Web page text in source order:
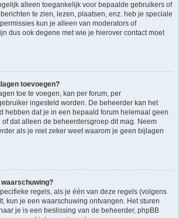
alleen toegankelijk voor bepaalde gebruikers of
te zien, lezen, plaatsen, enz. heb je speciale
kun je alleen van moderators of
dus ook degene met wie je hierover contact moet
toevoegen?
toe te voegen, kan per forum, per
ingesteld worden. De beheerder kan het
hebben dat je in een bepaald forum helemaal geen
dat alleen de beheerdersgroep dit mag. Neem
als je niet zeker weet waarom je geen bijlagen
regels, als je één van deze regels (volgens
kun je een waarschuwing ontvangen. Het sturen
je is een beslissing van de beheerder, phpBB